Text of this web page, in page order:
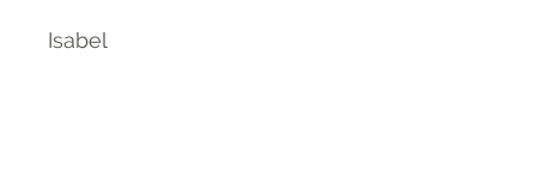
Isabel